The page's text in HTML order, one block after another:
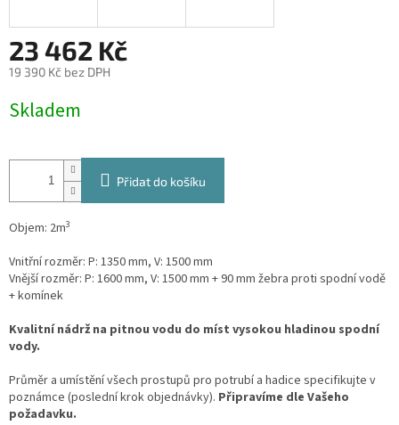
23 462 Kč
19 390 Kč bez DPH
cena:
Skladem
Přidat do košíku
Objem: 2m3
Vnitřní rozměr: P: 1350 mm, V: 1500 mm
Vnější rozměr: P: 1600 mm, V: 1500 mm + 90 mm žebra proti spodní vodě
+ komínek
Kvalitní nádrž na pitnou vodu do míst vysokou hladinou spodní
vody.
Průměr a umístění všech prostupů pro potrubí a hadice specifikujte v
poznámce (poslední krok objednávky). Připravíme dle Vašeho
požadavku.